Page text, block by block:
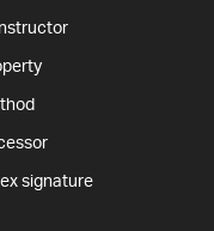
signature